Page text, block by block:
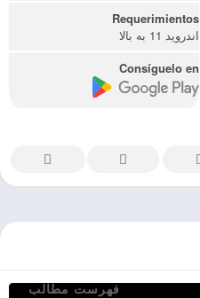
Requerimientos
اندروید 11 به بالا
Consíguelo en
فهرست مطالب